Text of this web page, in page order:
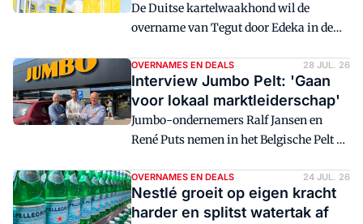
De Duitse kartelwaakhond wil de
overname van Tegut door Edeka in de
OVERNAMES EN DEALS 28 JUL. 26
Interview Jumbo Pelt: 'Gaan
voor lokaal marktleiderschap'
Jumbo-ondernemers Ralf Jansen en
René Puts nemen in het Belgische Pelt de
dat moment blikt Ralf Jansen vooruit.
'Het wordt onze grootste winkel.'
OVERNAMES EN DEALS 24 JUL. 26
Nestlé groeit op eigen kracht
harder en splitst watertak af